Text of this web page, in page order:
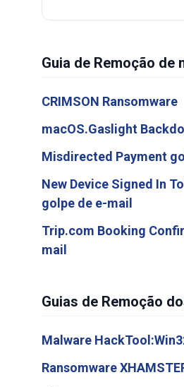
Guia de Remoção de
CRIMSON Ransomware
macOS.Gaslight
Misdirected Payment
New Device Signed In
golpe de e-mail
Trip.com Booking
mail
Guias de Remoção
Malware
Ransomware